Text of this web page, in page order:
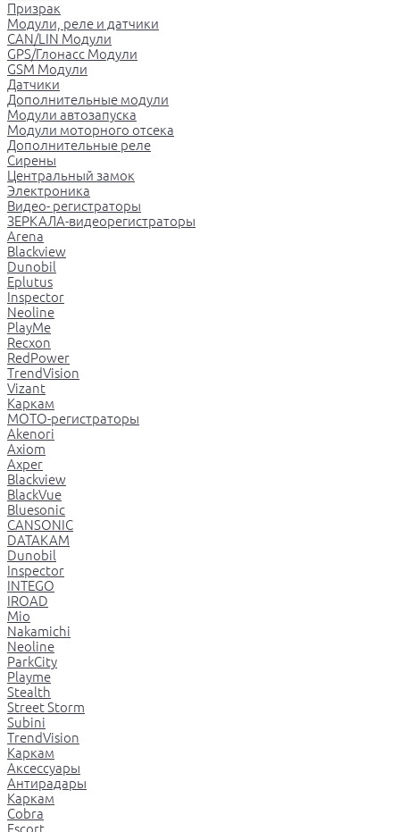
Призрак
Модули, реле и датчики
CAN/LIN Модули
GPS/Глонасс Модули
GSM Модули
Датчики
Дополнительные модули
Модули автозапуска
Модули моторного отсека
Дополнительные реле
Сирены
Центральный замок
Электроника
Видео- регистраторы
ЗЕРКАЛА-видеорегистраторы
Arena
Blackview
Dunobil
Eplutus
Inspector
Neoline
PlayMe
Recxon
RedPower
TrendVision
Vizant
Каркам
МОТО-регистраторы
Akenori
Axiom
Axper
Blackview
BlackVue
Bluesonic
CANSONIC
DATAKAM
Dunobil
Inspector
INTEGO
IROAD
Mio
Nakamichi
Neoline
ParkCity
Playme
Stealth
Street Storm
Subini
TrendVision
Каркам
Аксессуары
Антирадары
Каркам
Cobra
Escort